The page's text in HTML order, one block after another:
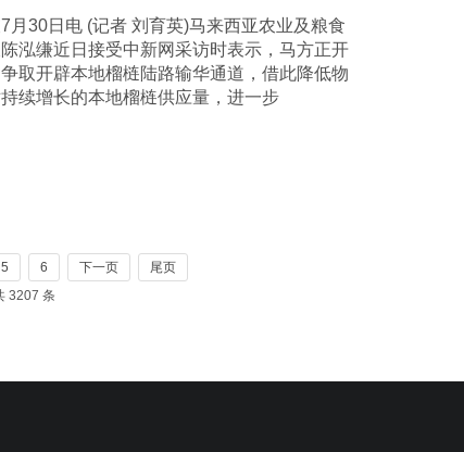
月30日电 (记者 刘育英)马来西亚农业及粮食
泓缣近日接受中新网采访时表示，马方正开
取开辟本地榴梿陆路输华通道，借此降低物
续增长的本地榴梿供应量，进一步
5 6 下一页
尾页
3207 条